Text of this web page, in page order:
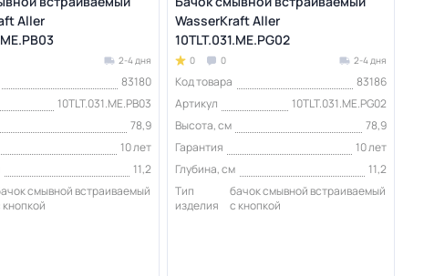
Aller
2-4 дня
83180
10TLT.031.ME.PB03
78,9
10 лет
11,2
смывной встраиваемый
кнопкой
WasserKraft Aller
10TLT.031.ME.PG02
0 0 2-4 дня
Код товара
83186
Артикул
10TLT.031.ME.PG02
Высота, см
78,9
Гарантия
10 лет
Глубина, см
11,2
Тип
изделия
бачок смывной встраиваемый
с кнопкой